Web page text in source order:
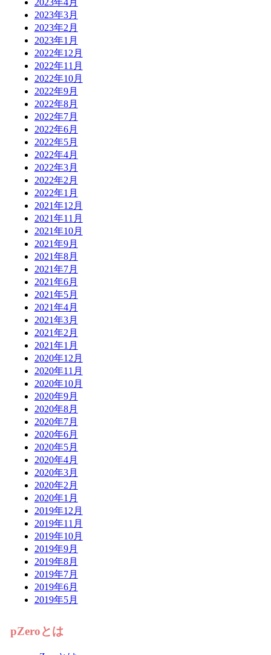
2023年3月
2023年2月
2023年1月
2022年12月
2022年11月
2022年10月
2022年9月
2022年8月
2022年7月
2022年6月
2022年5月
2022年4月
2022年3月
2022年2月
2022年1月
2021年12月
2021年11月
2021年10月
2021年9月
2021年8月
2021年7月
2021年6月
2021年5月
2021年4月
2021年3月
2021年2月
2021年1月
2020年12月
2020年11月
2020年10月
2020年9月
2020年8月
2020年7月
2020年6月
2020年5月
2020年4月
2020年3月
2020年2月
2020年1月
2019年12月
2019年11月
2019年10月
2019年9月
2019年8月
2019年7月
2019年6月
2019年5月
pZeroとは